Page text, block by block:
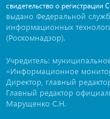
свидетельство о регистрации
выдано Федеральной
информационных
(Роскомнадзор).
Учредитель:
«Информационное
Директор, главный
Главный редактор
Марущенко С.Н.